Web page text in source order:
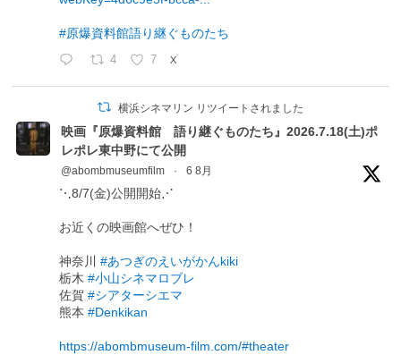
#原爆資料館語り継ぐものたち
4 7 X
横浜シネマリン リツイートされました
映画『原爆資料館 語り継ぐものたち』2026.7.18(土)ポ
レポレ東中野にて公開
@abombmuseumfilm · 6 8月
⋱8/7(金)公開開始⋰
お近くの映画館へぜひ！
神奈川#あつぎのえいがかんkiki
栃木#小山シネマロブレ
佐賀#シアターシエマ
熊本#Denkikan
https://abombmuseum-film.com/#theater